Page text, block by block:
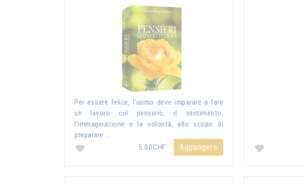
Per essere felice, l’uomo deve imparare a fare
un lavoro col pensiero, il sentimento,
l’immaginazione e la volontà, allo scopo di
preparare …
5.00CHF
Aggiungere